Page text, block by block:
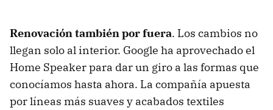
Renovación también por fuera. Los cambios no
llegan solo al interior. Google ha aprovechado el
Home Speaker para dar un giro a las formas que
conocíamos hasta ahora. La compañía apuesta
por líneas más suaves y acabados textiles